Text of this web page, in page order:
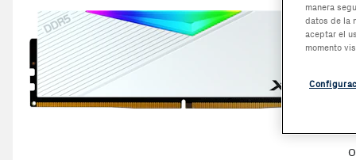
manera
datos de la
aceptar el
momento